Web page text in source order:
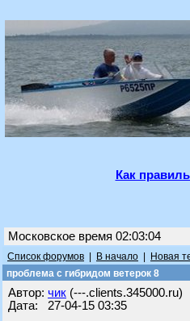
Как
Московское время 02:03:04
Список форумов В начало Новая
проблема с гибридом ветерок 8
Автор: чик (---.clients.345000.ru)
Дата: 27-04-15 03:35